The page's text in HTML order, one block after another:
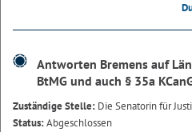
Antworten Bremens auf
BtMG und auch § 35a
Zuständige Stelle: Die Senatorin für
Status:Abgeschlossen